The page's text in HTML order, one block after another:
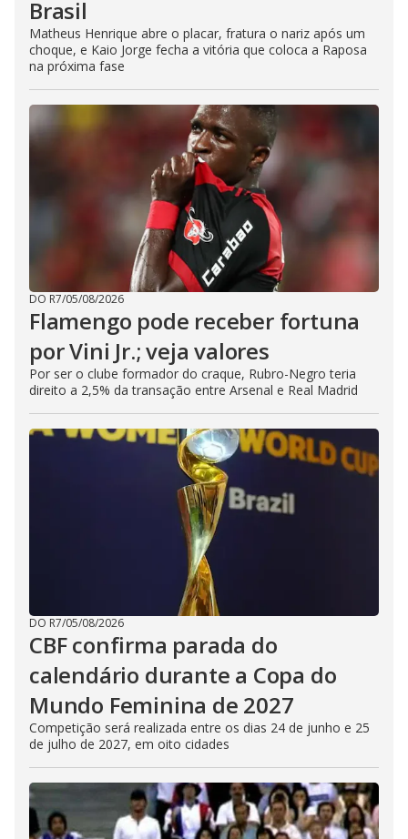
Brasil
Matheus Henrique abre o placar, fratura o nariz após um
choque, e Kaio Jorge fecha a vitória que coloca a Raposa
na próxima fase
DO R7/05/08/2026
Flamengo pode receber fortuna
por Vini Jr.; veja valores
Por ser o clube formador do craque, Rubro-Negro teria
direito a 2,5% da transação entre Arsenal e Real Madrid
DO R7/05/08/2026
CBF confirma parada do
calendário durante a Copa do
Mundo Feminina de 2027
Competição será realizada entre os dias 24 de junho e 25
de julho de 2027, em oito cidades